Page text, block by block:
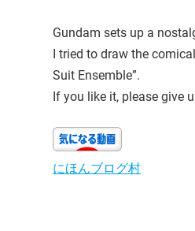
Gundam sets up a
I tried to draw the
Suit Ensemble”.
If you like it, please give
にほんブログ村